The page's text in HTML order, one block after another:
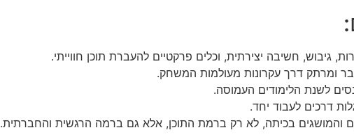
גיבוש, חשיבה יצירתית, וכלים פרקטיים להעברת תוכן חווייתי.
ומרתק דרך עקרונות מעולמות המשחק.
לשנת הלימודים העמוסה.
דרכים לעבוד יחד.
והמושגים בכיתה, לא רק ברמת התוכן, אלא גם ברמה הרגשית והחברתית.